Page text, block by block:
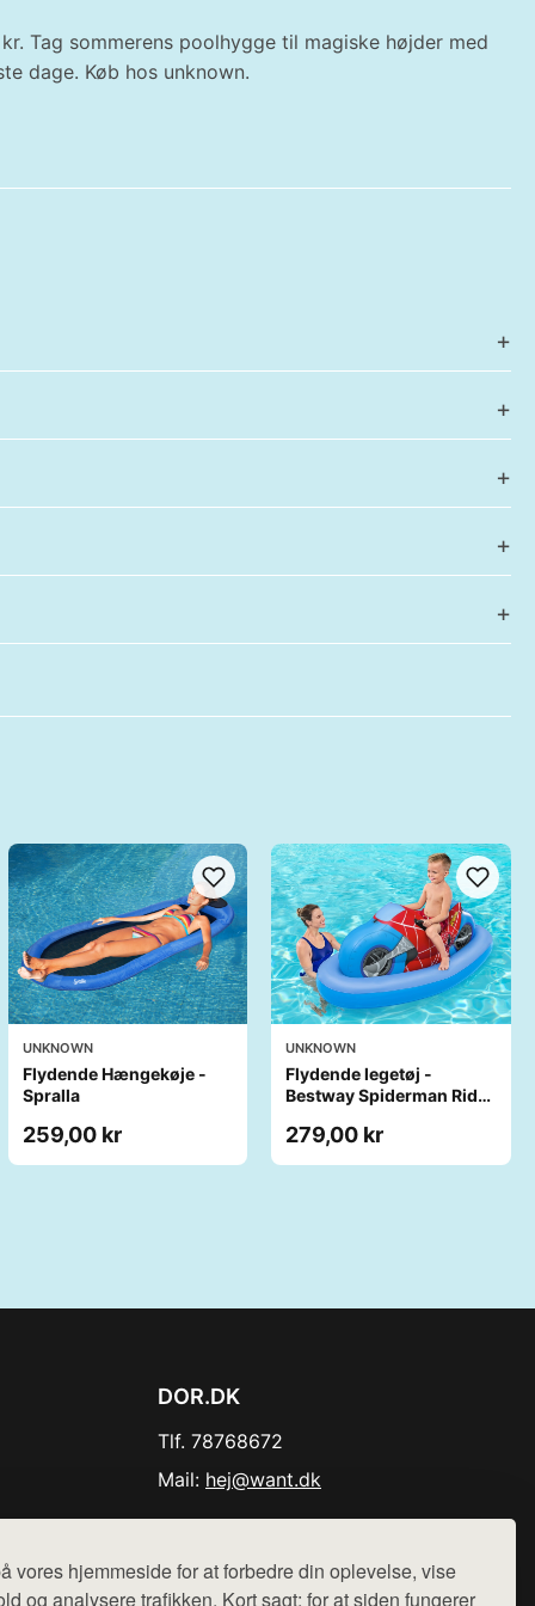
vores hjemmeside for at forbedre din oplevelse, vise
og analysere trafikken. Kort sagt: for at siden fungerer
Tag sommerens poolhygge til magiske højder med
dage. Køb hos unknown.
UNKNOWN
Flydende Hængekøje -
Spralla
259,00 kr
UNKNOWN
Flydende legetøj -
Bestway Spiderman Ride-
279,00 kr
DOR.DK
Tlf. 78768672
Mail: hej@want.dk